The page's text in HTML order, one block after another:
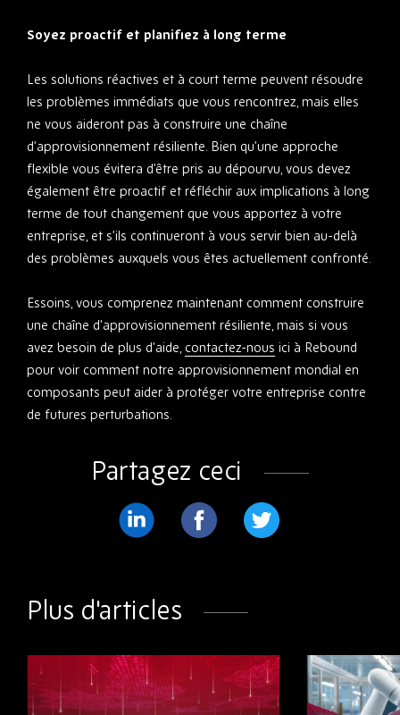
Soyez proactif et planifiez à long terme
Les solutions réactives et à court terme peuvent résoudre
les problèmes immédiats que vous rencontrez, mais elles
ne vous aideront pas à construire une chaîne
d’approvisionnement résiliente. Bien qu’une approche
flexible vous évitera d’être pris au dépourvu, vous devez
également être proactif et réfléchir aux implications à long
terme de tout changement que vous apportez à votre
entreprise, et s’ils continueront à vous servir bien au-delà
des problèmes auxquels vous êtes actuellement confronté.
Essoins, vous comprenez maintenant comment construire
une chaîne d’approvisionnement résiliente, mais si vous
avez besoin de plus d’aide, contactez-nous ici à Rebound
pour voir comment notre approvisionnement mondial en
composants peut aider à protéger votre entreprise contre
de futures perturbations.
Partagez ceci
Plus d'articles